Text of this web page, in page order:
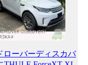
ローバーディスカバ